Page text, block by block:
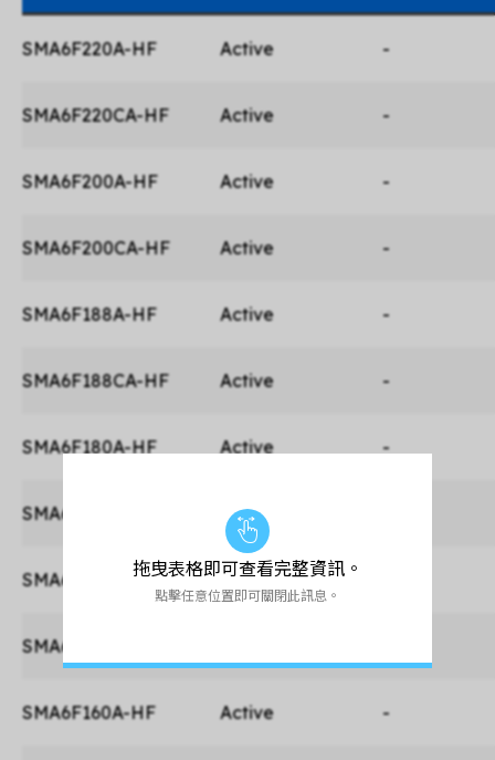
SMA6F220A-HF Active -
SMA6F220CA-HF Active -
SMA6F200A-HF Active -
SMA6F200CA-HF Active -
SMA6F188A-HF Active -
SMA6F188CA-HF Active -
SMA6F180A-HF Active -
SMA6F180CA-HF Active
SMA6F170A-HF Active
SMA6F170CA-HF
SMA6F160A-HF Active -
拖曳表格即可查看完整資訊。
點擊任意位置即可關閉此訊息。